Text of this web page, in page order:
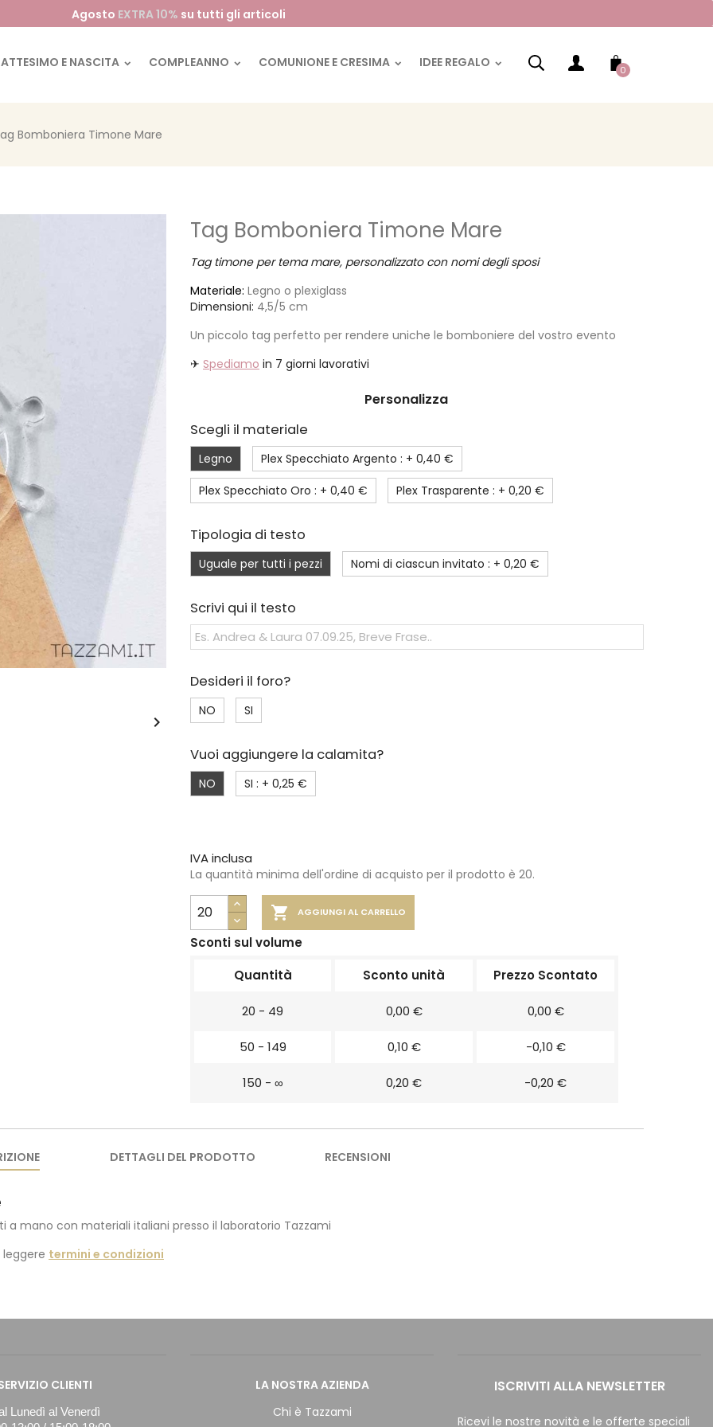
Agosto EXTRA 10% su tutti gli articoli
E NASCITA COMPLEANNO COMUNIONE E CRESIMA IDEE REGALO 0
Bomboniera Timone Mare

Tag Bomboniera Timone Mare
Tag timone per tema mare, personalizzato con nomi degli sposi
Materiale: Legno o plexiglass
Dimensioni: 4,5/5 cm
Un piccolo tag perfetto per rendere uniche le bomboniere del vostro evento
✈ Spediamo in 7 giorni lavorativi
Personalizza
Scegli il materiale
Legno Plex Specchiato Argento : + 0,40 €
Plex Specchiato Oro : + 0,40 € Plex Trasparente : + 0,20 €
Tipologia di testo
Uguale per tutti i pezzi Nomi di ciascun invitato : + 0,20 €
Scrivi qui il testo
Desideri il foro?
NO SI
Vuoi aggiungere la calamita?
NO SI : + 0,25 €
 AGGIUNGI AL CARRELLO
IVA inclusa
La quantità minima dell'ordine di acquisto per il prodotto è 20.
Sconti sul volume
Quantità
Sconto unità Prezzo Scontato
20 - 49 0,00 € 0,00 €
50 - 149 0,10 € -0,10 €
150 - ∞ 0,20 € -0,20 €
DETTAGLI DEL PRODOTTO RECENSIONI
mano con materiali italiani presso il laboratorio Tazzami
termini e condizioni
CLIENTI
Lunedì al Venerdì
LA NOSTRA AZIENDA
Chi è Tazzami
ISCRIVITI ALLA NEWSLETTER
Ricevi le nostre novità e le offerte speciali